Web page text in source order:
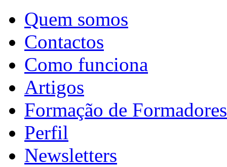
Quem somos
Contactos
Como funciona
Artigos
Formação de Formadores
Perfil
Newsletters